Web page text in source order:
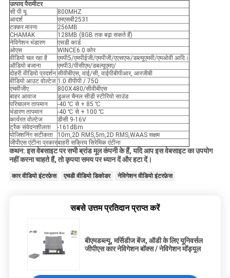
उत्पाद पैरामीटर
सी पी यू
800MHZ
आदर्श
एमएसबी2531
टक्कर मारना
256MB
CHAMAK
128MB (8GB तक बढ़ा सकते हैं)
नेविगेशन भंडारण
एसडी कार्ड
ओएस
WINCE6.0 कोर
वीडियो चल रहा है
एमपी5/एमपीईजी/एमपीजी/एएसएफ/डब्ल्यूएमवी/एमओवी आदि।
ऑडियो बजाना
एमपी3/पीसीएम/डबल्यूएमए/
दोहरी वीडियो प्रदर्शन सीवीबीएस, वाई/सी, वाईपीबीपीआर, आरजीबी
वीडियो आउट वोल्टेज 1.0 वीपीपी / 75Ω
एचवीजीए
800X480/सीवीबीएस
बाहर आवाज
डुअल चैनल सीडी स्टीरियो साउंड
परिचालन तापमान
-40 ℃ से + 85 ℃
भंडारण तापमान
-40 ℃ से + 100 ℃
कार्यरत वोल्टेज
डीसी 9-16V
ट्रैक संवेदनशीलता
-161dBm
पोजिशनिंग सटीकता
10m,2D RMS,5m,2D RMS,WAAS सक्षम
जीपीएस एंटीना प्रकारबाहरी सक्रिय सिरेमिक एंटीना
कथन: इस वेबसाइट पर सभी ब्रांड मूल कंपनी के हैं, यदि आप इस वेबसाइट का उपयोग
नहीं करना चाहते हैं, तो कृपया समय पर ध्यान दें और हटा दें।
कार वीडियो इंटरफ़ेस एचडी वीडियो डिकोडर नेविगेशन वीडियो इंटरफ़ेस
सबसे उत्तम प्रतिदान प्राप्त करें
बीएमडब्ल्यू, मर्सिडीज बेंज, ऑडी के लिए यूनिवर्सल
जीपीएस कार नेविगेशन बॉक्स / नेविगेशन मॉड्यूल